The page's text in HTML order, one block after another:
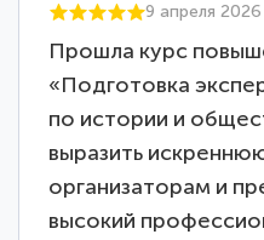
9 апреля 2026
Прошла курс
«Подготовка
по истории и
выразить
организаторам и
высокий